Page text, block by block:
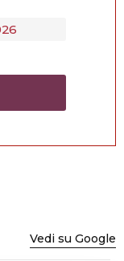
Vedi su Google